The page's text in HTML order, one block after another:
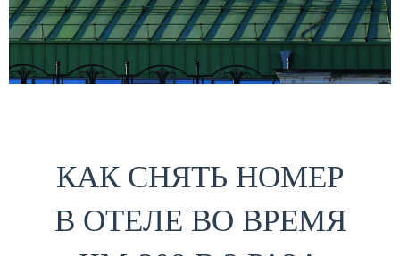
КАК СНЯТЬ НОМЕР
В ОТЕЛЕ ВО ВРЕМЯ